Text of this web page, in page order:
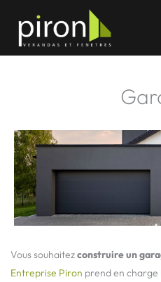
contenu
Vous souhaitezconstruire un
Entreprise Piron prend en charge